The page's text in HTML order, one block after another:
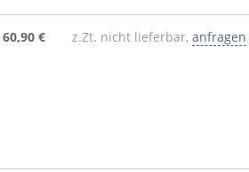
60,90 € z.Zt. nicht lieferbar, anfragen